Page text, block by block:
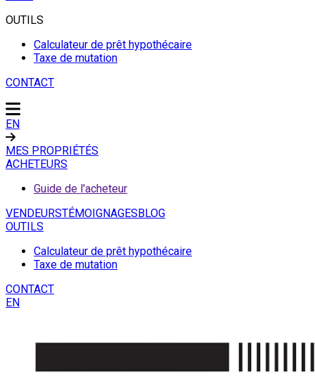
OUTILS
Calculateur de prêt hypothécaire
Taxe de mutation
CONTACT
EN
MES PROPRIÉTÉS
ACHETEURS
Guide de l'acheteur
VENDEURSTÉMOIGNAGESBLOG
OUTILS
Calculateur de prêt hypothécaire
Taxe de mutation
CONTACT
EN